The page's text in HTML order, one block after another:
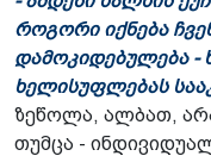
როგორი იქნება
დამოკიდებულება -
ხელისუფლებას
ზეწოლა, ალბათ,
თუმცა -